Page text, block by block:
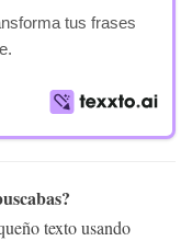
tus frases
texto usando